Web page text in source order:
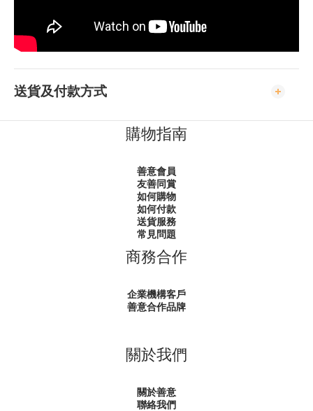
送貨及付款方式
購物指南
善意會員
友善同賞
如何購物
如何付款
送貨服務
常見問題
商務合作
企業機構客戶
善意合作品牌
關於我們
關於善意
聯絡我們